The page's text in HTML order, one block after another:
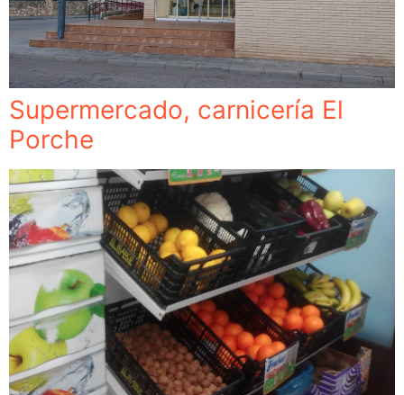
Supermercado, carnicería El
Porche